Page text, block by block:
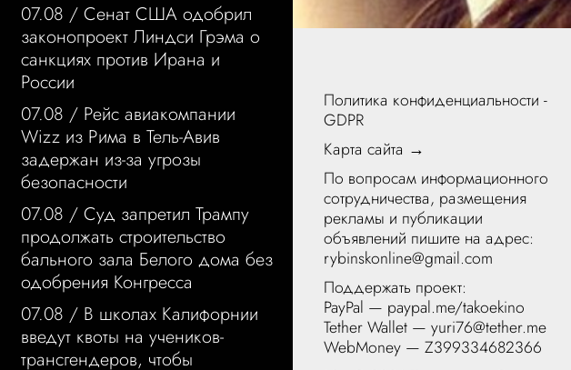
07.08 / Сенат США одобрил
законопроект Линдси Грэма о
санкциях против Ирана и
России
07.08 / Рейс авиакомпании
Wizz из Рима в Тель-Авив
задержан из-за угрозы
безопасности
07.08 / Суд запретил Трампу
продолжать строительство
бального зала Белого дома без
одобрения Конгресса
07.08 / В школах Калифорнии
введут квоты на учеников-
трансгендеров, чтобы
Политика конфиденциальности -
GDPR
Карта сайта →
По вопросам информационного
сотрудничества, размещения
рекламы и публикации
объявлений пишите на адрес:
rybinskonline@gmail.com
Поддержать проект:
PayPal — paypal.me/takoekino
Tether Wallet — yuri76@tether.me
WebMoney — Z399334682366